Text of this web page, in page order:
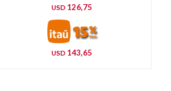
USD 126,75
USD 143,65